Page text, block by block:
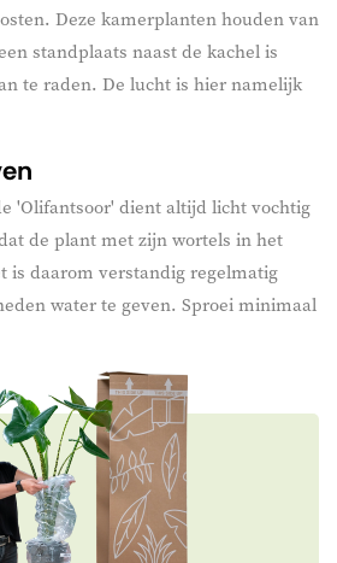
Deze kamerplanten houden van
standplaats naast de kachel is
te raden. De lucht is hier namelijk
'Olifantsoor' dient altijd licht vochtig
de plant met zijn wortels in het
is daarom verstandig regelmatig
water te geven. Sproei minimaal